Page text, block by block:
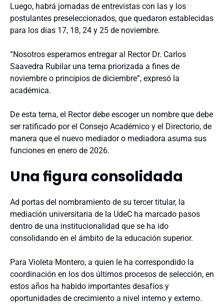
Luego, habrá jornadas de entrevistas con las y los
postulantes preseleccionados, que quedaron establecidas
para los días 17, 18, 24 y 25 de noviembre.
“Nosotros esperamos entregar al Rector Dr. Carlos
Saavedra Rubilar una terna priorizada a fines de
noviembre o principios de diciembre”, expresó la
académica.
De esta terna, el Rector debe escoger un nombre que debe
ser ratificado por el Consejo Académico y el Directorio, de
manera que el nuevo mediador o mediadora asuma sus
funciones en enero de 2026.
Una figura consolidada
Ad portas del nombramiento de su tercer titular, la
mediación universitaria de la UdeC ha marcado pasos
dentro de una institucionalidad que se ha ido
consolidando en el ámbito de la educación superior.
Para Violeta Montero, a quien le ha correspondido la
coordinación en los dos últimos procesos de selección, en
estos años ha habido importantes desafíos y
oportunidades de crecimiento a nivel interno y externo.